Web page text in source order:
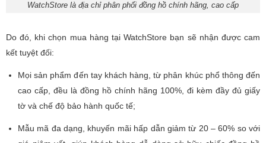
WatchStore là địa chỉ phân phối đồng hồ chính hãng, cao cấp
Do đó, khi chọn mua hàng tại WatchStore bạn sẽ nhận được cam
kết tuyệt đối:
Mọi sản phẩm đến tay khách hàng, từ phân khúc phổ thông đến
cao cấp, đều là đồng hồ chính hãng 100%, đi kèm đầy đủ giấy
tờ và chế độ bảo hành quốc tế;
Mẫu mã đa dạng, khuyến mãi hấp dẫn giảm từ 20 – 60% so với